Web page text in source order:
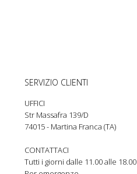
SERVIZIO CLIENTI
UFFICI
Str Massafra 139/D
74015 - Martina Franca (TA)
CONTATTACI
Tutti i giorni dalle 11.00 alle 18.00